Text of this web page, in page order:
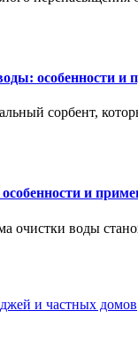
особенности и
сорбент,
и
очистки воды
и частных домов